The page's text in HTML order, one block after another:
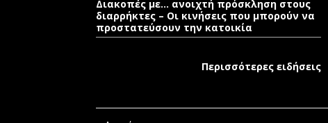
Διακοπές με… ανοιχτή πρόσκληση στους
διαρρήκτες – Οι κινήσεις που μπορούν να
προστατεύσουν την κατοικία
Περισσότερες ειδήσεις